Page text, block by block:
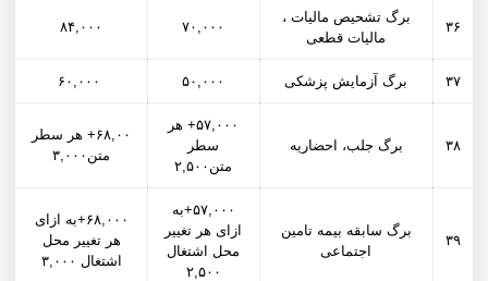
۳۶
برگ تشحیص مالیات ،
مالیات قطعی
۷۰,۰۰۰ ۸۴,۰۰۰
۳۷ برگ آزمایش پزشکی ۵۰,۰۰۰
۳۸ برگ جلب، احضاریه
۵۷,۰۰۰+ هر
سطر
متن۲,۵۰۰
۶۸,۰۰+ هر سطر
متن۳,۰۰۰
۳۹
برگ سابقه بیمه تامین
اجتماعی
۵۷,۰۰۰+به
ازای هر تغییر
محل اشتغال
۲,۵۰۰
۶۸,۰۰۰+به ازای
هر تغییر محل
اشتغال ۳,۰۰۰